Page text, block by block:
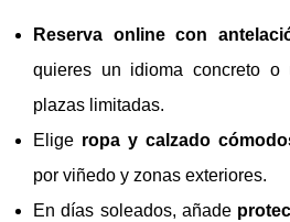
Reserva online con
quieres un idioma concreto o
plazas limitadas.
Elige ropa y calzado
por viñedo y zonas exteriores.
En días soleados, añade